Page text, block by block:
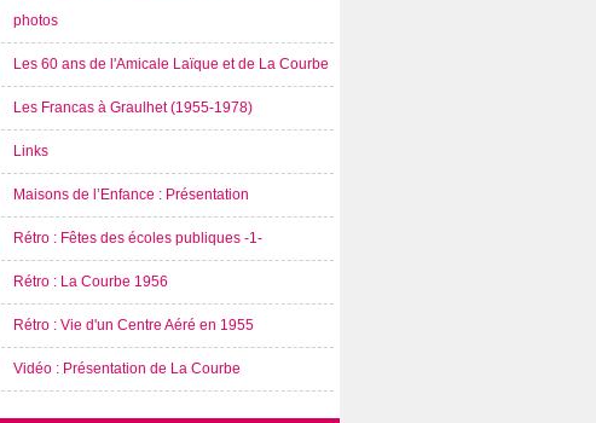
photos
Les 60 ans de l'Amicale Laïque et de La Courbe
Les Francas à Graulhet (1955-1978)
Links
Maisons de l’Enfance : Présentation
Rétro : Fêtes des écoles publiques -1-
Rétro : La Courbe 1956
Rétro : Vie d'un Centre Aéré en 1955
Vidéo : Présentation de La Courbe